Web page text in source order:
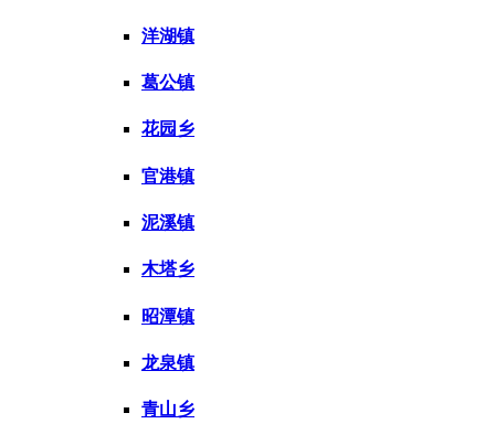
洋湖镇
葛公镇
花园乡
官港镇
泥溪镇
木塔乡
昭潭镇
龙泉镇
青山乡